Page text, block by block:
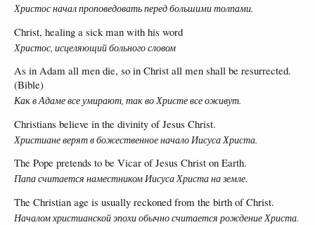
Христос начал проповедовать перед большими толпами.
Christ, healing a sick man with his word
Христос, исцеляющий больного словом
As in Adam all men die, so in Christ all men shall be resurrected.
(Bible)
Как в Адаме все умирают, так во Христе все оживут.
Christians believe in the divinity of Jesus Christ.
Христиане верят в божественное начало Иисуса Христа.
The Pope pretends to be Vicar of Jesus Christ on Earth.
Папа считается наместником Иисуса Христа на земле.
The Christian age is usually reckoned from the birth of Christ.
Началом христианской эпохи обычно считается рождение Христа.